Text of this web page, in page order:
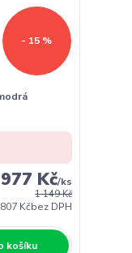
- 15 %
1 149 Kč
977 Kč/ks
807 Kčbez DPH
košíku